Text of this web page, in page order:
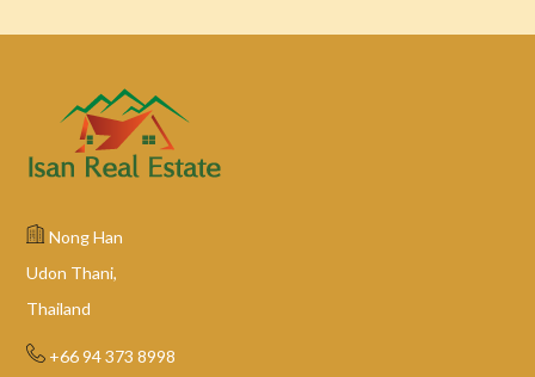
Nong Han
Udon Thani,
Thailand
+66 94 373 8998